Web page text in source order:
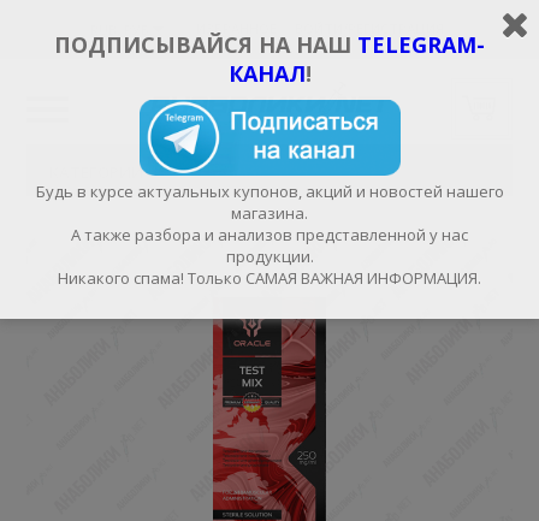
ИЗБРАННОЕ
КАТЕГОРИИ
ПОДПИСЫВАЙСЯ НА НАШ TELEGRAM-
КАНАЛ!
Будь в курсе актуальных купонов, акций и новостей нашего
магазина.
А также разбора и анализов представленной у нас
продукции.
Никакого спама! Только САМАЯ ВАЖНАЯ ИНФОРМАЦИЯ.